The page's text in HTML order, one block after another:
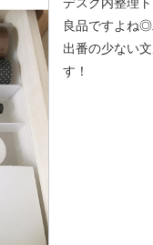
良品ですよね
出番の少ない
す！